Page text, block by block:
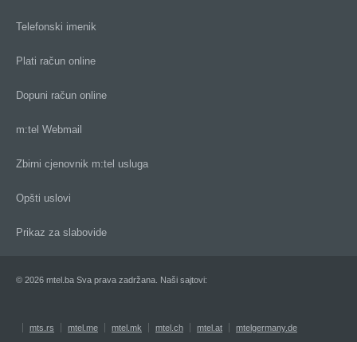
Telefonski imenik
Plati račun online
Dopuni račun online
m:tel Webmail
Zbirni cjenovnik m:tel usluga
Opšti uslovi
Prikaz za slabovide
© 2026 mtel.ba Sva prava zadržana. Naši sajtovi:
mts.rs mtel.me mtel.mk mtel.ch mtel.at mtelgermany.de